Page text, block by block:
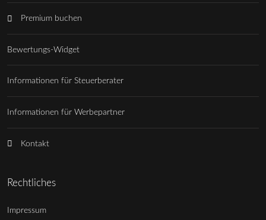
Premium buchen
Bewertungs-Widget
Informationen für Steuerberater
Informationen für Werbepartner
Kontakt
Rechtliches
Impressum